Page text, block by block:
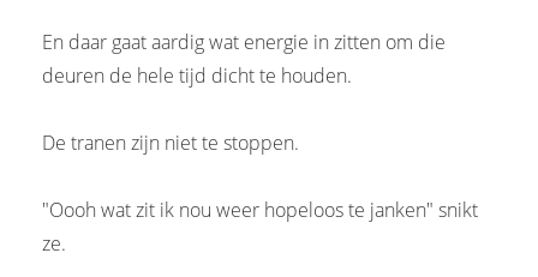
En daar gaat aardig wat energie in zitten om die
deuren de hele tijd dicht te houden.
De tranen zijn niet te stoppen.
"Oooh wat zit ik nou weer hopeloos te janken" snikt
ze.